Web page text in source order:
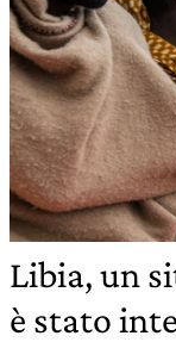
Libia, un
è stato